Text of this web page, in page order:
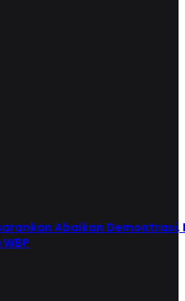
Abaikan Demontrasi,